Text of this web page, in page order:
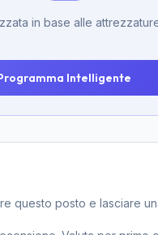
in base alle
Intelligente
questo posto e lasciare